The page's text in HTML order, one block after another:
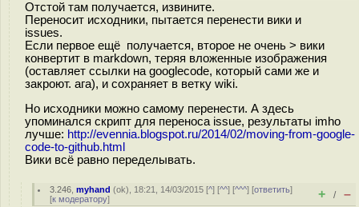
Отстой там получается, извините.
Переносит исходники, пытается перенести вики и
issues.
Если первое ещё получается, второе не очень > вики
конвертит в markdown, теряя вложенные изображения
(оставляет ссылки на googlecode, который сами же и
закроют. ага), и сохраняет в ветку wiki.
Но исходники можно самому перенести. А здесь
упоминался скрипт для переноса issue, результаты imho
лучше: http://evennia.blogspot.ru/2014/02/moving-from-google-
code-to-github.html
Вики всё равно переделывать.
3.246 ,myhand (ok), 18:21, 14/03/2015 [^] [^^] [^^^] [ответить]
[к модератору] + / –